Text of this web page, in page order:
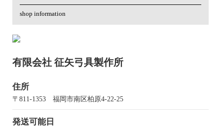
shop information
有限会社 征矢弓具製作所
住所
〒811-1353 福岡市南区柏原4-22-25
発送可能日